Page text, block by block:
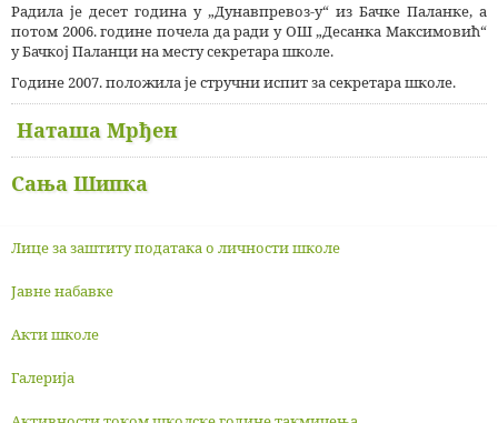
Радила је десет година у „Дунавпревоз-у“ из Бачке Паланке, а
потом 2006. године почела да ради у ОШ „Десанка Максимовић“
у Бачкој Паланци на месту секретара школе.
Године 2007. положила је стручни испит за секретара школе.
Наташа Мрђен
Сања Шипка
Лице за заштиту података о личности школе
Јавне набавке
Акти школе
Галерија